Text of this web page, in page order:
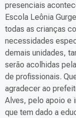
presenciais
Escola Leônia
todas as crianças
necessidades
demais unidades,
serão acolhidas
de profissionais.
agradecer ao
Alves, pelo apoio e
que tem dado a